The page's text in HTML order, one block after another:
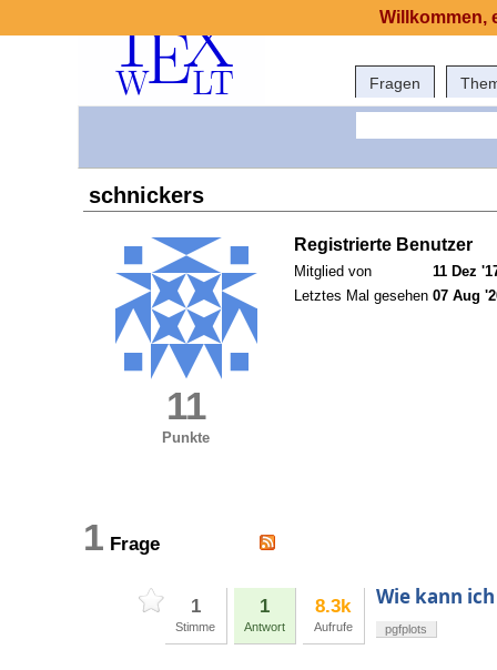
Fragen
schnickers
11
Punkte
Registrierte Benutzer
Mitglied von
11 Dez
Letztes Mal gesehen 07 Aug
1 Frage
1
Stimme
1
Antwort
8.3k
Aufrufe
Wie kann
pgfplots
Willkommen,